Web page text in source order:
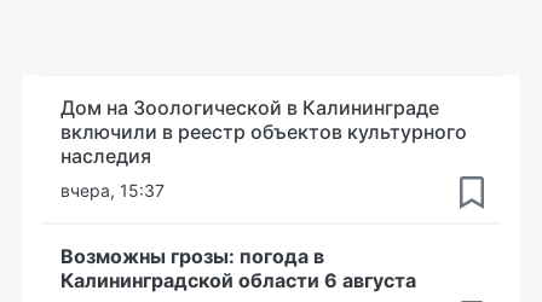
Дом на Зоологической в Калининграде
включили в реестр объектов культурного
наследия
вчера, 15:37
Возможны грозы: погода в
Калининградской области 6 августа